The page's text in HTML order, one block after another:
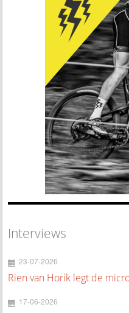
Interviews
23-07-2026
Rien van Horik legt de
17-06-2026